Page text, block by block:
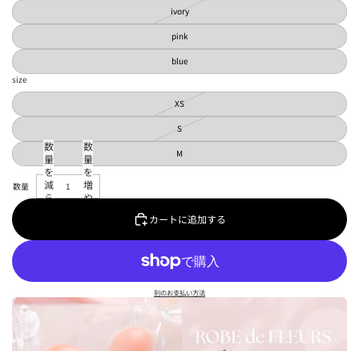
ivory
pink
blue
size
XS
S
M
数
量
を
減
ら
数
量
を
増
や
カートに追加する
別のお支払い方法